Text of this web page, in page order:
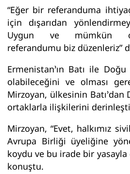
“Eğer bir referanduma
için dışarıdan
Uygun ve mümkün
referandumu biz düzenleriz”
Ermenistan’ın Batı ile
olabileceğini ve olması
Mirzoyan, ülkesinin Batı’dan
ortaklarla ilişkilerini
Mirzoyan, “Evet, halkımız
Avrupa Birliği üyeliğine
koydu ve bu irade bir
konuştu.